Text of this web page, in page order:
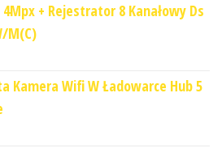
4Mpx + Rejestrator 8 Kanałowy Ds
M(C)
Kamera Wifi W Ładowarce Hub 5